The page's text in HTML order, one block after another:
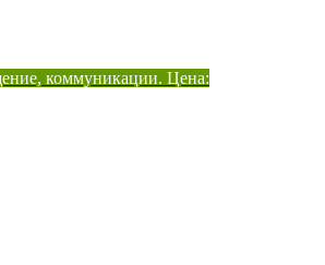
коммуникации. Цена: